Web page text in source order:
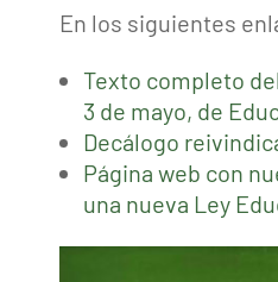
En los siguientes
Texto completo
3 de mayo, de
Decálogo
Página web con
una nueva Ley